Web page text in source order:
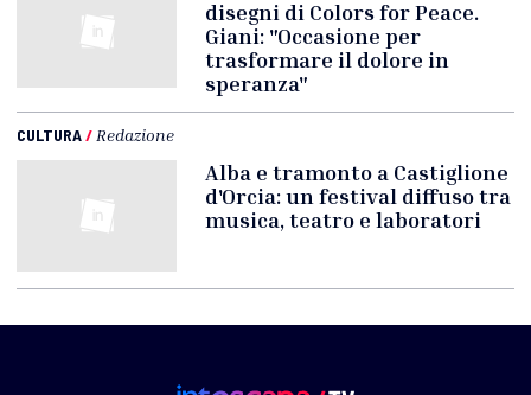
disegni di Colors for Peace.
Giani: "Occasione per
trasformare il dolore in
speranza"
CULTURA/ Redazione
Alba e tramonto a Castiglione
d'Orcia: un festival diffuso tra
musica, teatro e laboratori